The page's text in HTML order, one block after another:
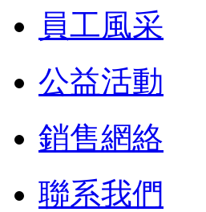
員工風采
公益活動
銷售網絡
聯系我們